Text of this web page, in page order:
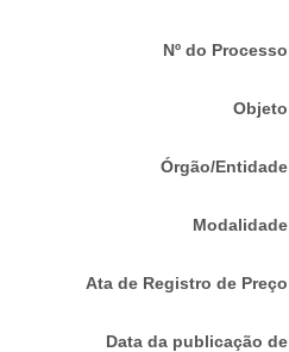
Nº do Processo
Objeto
Órgão/Entidade
Modalidade
Ata de Registro de Preço
Data da publicação de